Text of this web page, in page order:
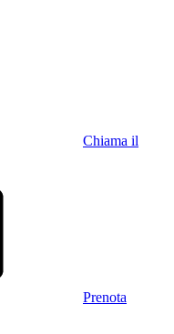
Chiama il
Prenota